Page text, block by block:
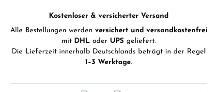
Kostenloser & versicherter Versand
Alle Bestellungen werden versichert und versandkostenfrei
mit DHL oder UPS geliefert.
Die Lieferzeit innerhalb Deutschlands beträgt in der Regel
1–3 Werktage.